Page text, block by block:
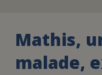
Mathis,
malade,